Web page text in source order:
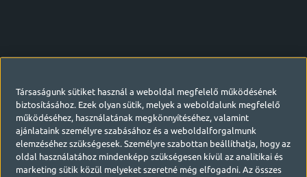
Társaságunk sütiket használ a weboldal megfelelő működésének
biztosításához. Ezek olyan sütik, melyek a weboldalunk megfelelő
működéséhez, használatának megkönnyítéséhez, valamint
ajánlataink személyre szabásához és a weboldalforgalmunk
elemzéséhez szükségesek. Személyre szabottan beállíthatja, hogy az
oldal használatához mindenképp szükségesen kívül az analitikai és
marketing sütik közül melyeket szeretné még elfogadni. Az összes